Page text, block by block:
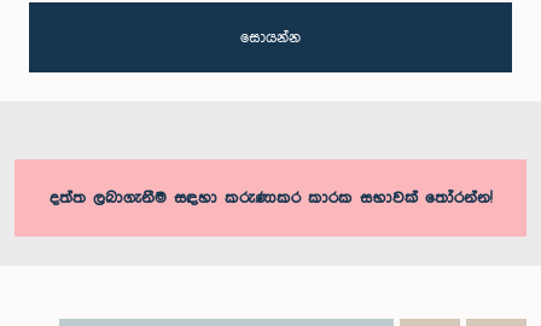
සොයන්න
දත්ත ලබාගැනීම සඳහා කරුණාකර කාරක සභාවක් තෝරන්න!